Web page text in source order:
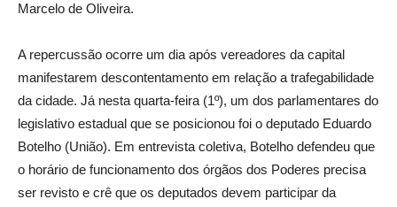
Marcelo de Oliveira.
A repercussão ocorre um dia após vereadores da capital
manifestarem descontentamento em relação a trafegabilidade
da cidade. Já nesta quarta-feira (1º), um dos parlamentares do
legislativo estadual que se posicionou foi o deputado Eduardo
Botelho (União). Em entrevista coletiva, Botelho defendeu que
o horário de funcionamento dos órgãos dos Poderes precisa
ser revisto e crê que os deputados devem participar da